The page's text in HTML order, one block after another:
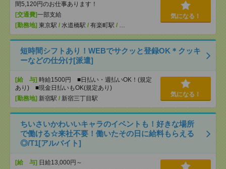
間5,120円のお仕事あります！
[交通費]一部支給
[勤務地] 東京駅 / 水道橋駅 / 有楽町駅 / …
気になる！
短時間シフトあり！WEBでサクッと登録OK＊クッキ
ーなどの仕分け[派遣]
[給 与] 時給1500円 ■日払い・週払いOK！(規定
あり) ■現金日払いもOK(規定あり)
[勤務地] 新宿駅 / 新宿三丁目駅
気になる！
ちいさいかわいいキャラのイベントも！好きな場所
で働ける☆来社不要！働いたその日に給料もらえる
◎/T1[アルバイト]
[給 与] 日給13,000円～